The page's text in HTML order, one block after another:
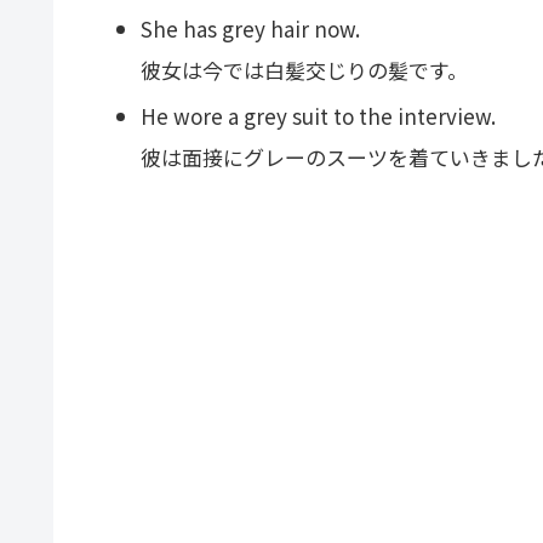
She has grey hair now.
彼女は今では白髪交じりの髪です。
He wore a grey suit to the interview.
彼は面接にグレーのスーツを着ていきまし